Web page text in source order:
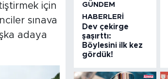
için
sınava
adaya
GÜNDEM
HABERLERI
Dev çekirge
şaşırttı:
Böylesini ilk kez
gördük!